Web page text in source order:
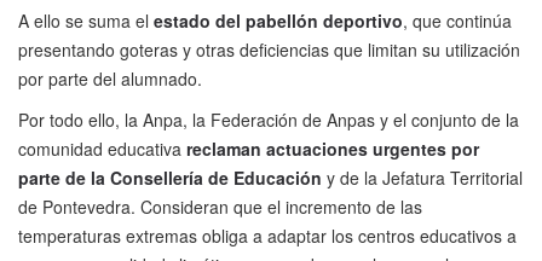
A ello se suma el estado del pabellón deportivo, que continúa
presentando goteras y otras deficiencias que limitan su utilización
por parte del alumnado.
Por todo ello, la Anpa, la Federación de Anpas y el conjunto de la
comunidad educativa reclaman actuaciones urgentes por
parte de la Consellería de Educación y de la Jefatura Territorial
de Pontevedra. Consideran que el incremento de las
temperaturas extremas obliga a adaptar los centros educativos a